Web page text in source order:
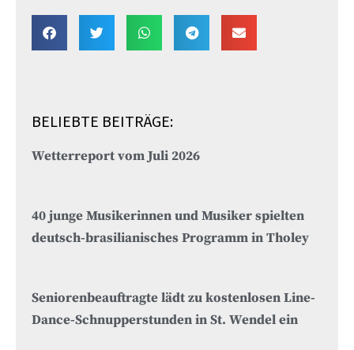
BELIEBTE BEITRÄGE:
Wetterreport vom Juli 2026
40 junge Musikerinnen und Musiker spielten
deutsch-brasilianisches Programm in Tholey
Seniorenbeauftragte lädt zu kostenlosen Line-
Dance-Schnupperstunden in St. Wendel ein